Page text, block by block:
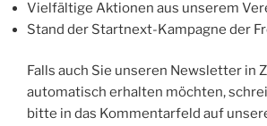
Vielfältige Aktionen aus unserem
Stand der Startnext-Kampagne der
Falls auch Sie unseren Newsletter in
automatisch erhalten möchten,
bitte in das Kommentarfeld auf